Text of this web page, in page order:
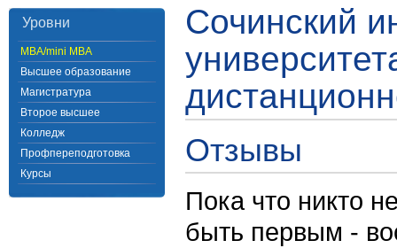
Уровни
MBA/mini MBA
Высшее образование
Магистратура
Второе высшее
Колледж
Профпереподготовка
Курсы
Сочинский
Отзывы
Пока что никто
быть первым -